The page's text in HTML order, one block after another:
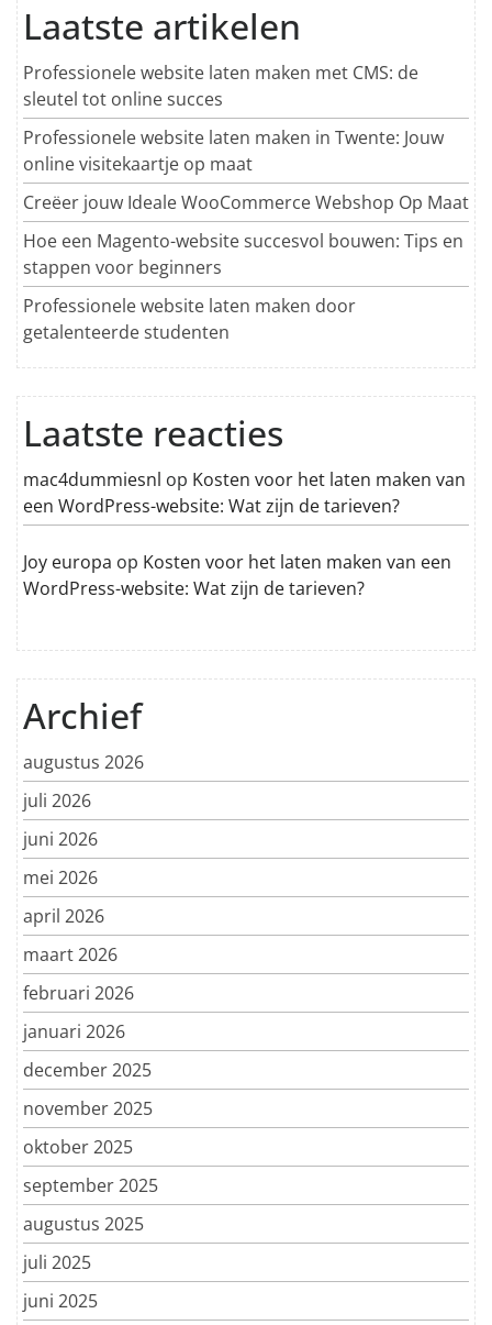
Laatste artikelen
Professionele website laten maken met CMS: de
sleutel tot online succes
Professionele website laten maken in Twente: Jouw
online visitekaartje op maat
Creëer jouw Ideale WooCommerce Webshop Op Maat
Hoe een Magento-website succesvol bouwen: Tips en
stappen voor beginners
Professionele website laten maken door
getalenteerde studenten
Laatste reacties
mac4dummiesnl op Kosten voor het laten maken van
een WordPress-website: Wat zijn de tarieven?
Joy europa op Kosten voor het laten maken van een
WordPress-website: Wat zijn de tarieven?
Archief
augustus 2026
juli 2026
juni 2026
mei 2026
april 2026
maart 2026
februari 2026
januari 2026
december 2025
november 2025
oktober 2025
september 2025
augustus 2025
juli 2025
juni 2025